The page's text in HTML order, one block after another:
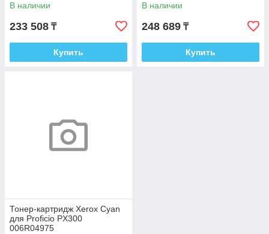
В наличии
233 508 ₸
Купить
В наличии
248 689 ₸
Купить
Тонер-картридж Xerox Cyan
для Proficio PX300
006R04975